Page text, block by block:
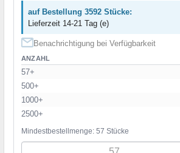
auf Bestellung 3592 Stücke:
Lieferzeit 14-21 Tag (e)
Benachrichtigung bei Verfügbarkeit
ANZAHL
57+
500+
1000+
2500+
Mindestbestellmenge: 57 Stücke